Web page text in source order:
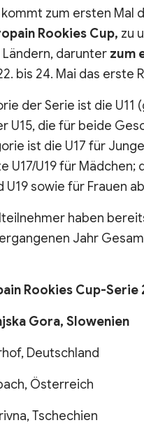
kommt zum ersten
Rookies Cup, zu
darunter zum
bis 24. Mai das erste
der Serie ist die
U15, die für beide
ist die U17 für
U17/U19 für
U19 sowie für Frauen
haben
Jahr
Rookies Cup-Serie
Gora, Slowenien
Deutschland
Österreich
Tschechien